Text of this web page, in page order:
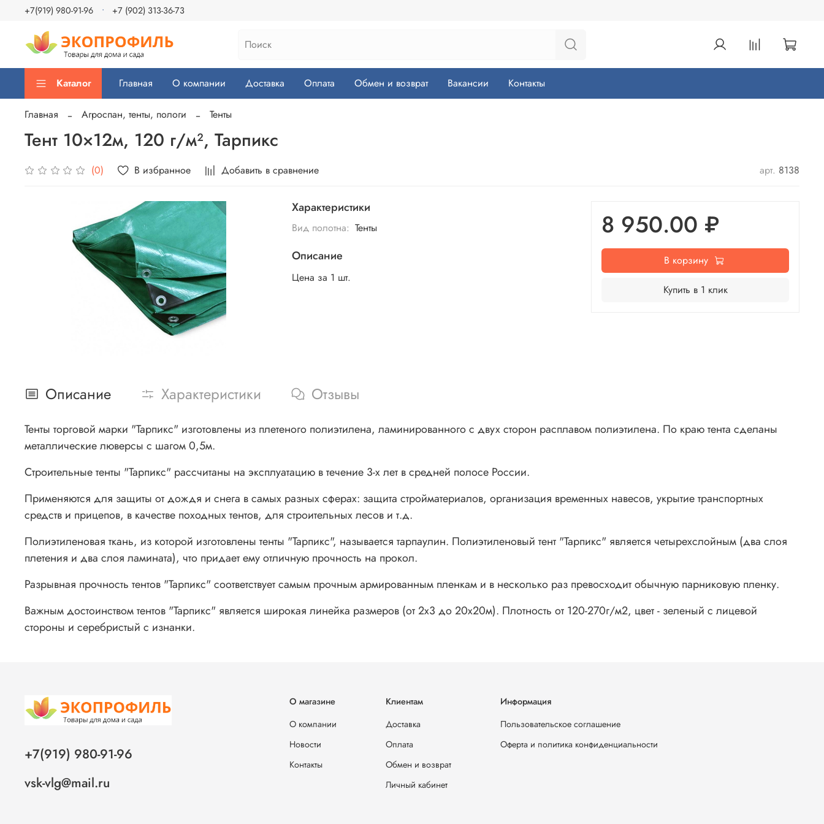
+7(919) 980-91-96 +7 (902) 313-36-73
Каталог Главная О компании Доставка Оплата Обмен и возврат Вакансии Контакты
Главная Агроспан, тенты, пологи Тенты
Тент 10×12м, 120 г/м², Тарпикс
(0) В избранное Добавить в сравнение арт. 8138
Характеристики
Вид полотна: Тенты
Описание
Цена за 1 шт.
8 950.00 ₽
В корзину
Купить в 1 клик
Описание Характеристики Отзывы
Тенты торговой марки "Тарпикс" изготовлены из плетеного полиэтилена, ламинированного с двух сторон расплавом полиэтилена. По краю тента сделаны
металлические люверсы с шагом 0,5м.
Строительные тенты "Тарпикс" рассчитаны на эксплуатацию в течение 3-х лет в средней полосе России.
Применяются для защиты от дождя и снега в самых разных сферах: защита стройматериалов, организация временных навесов, укрытие транспортных
средств и прицепов, в качестве походных тентов, для строительных лесов и т.д.
Полиэтиленовая ткань, из которой изготовлены тенты "Тарпикс", называется тарпаулин. Полиэтиленовый тент "Тарпикс" является четырехслойным (два слоя
плетения и два слоя ламината), что придает ему отличную прочность на прокол.
Разрывная прочность тентов "Тарпикс" соответствует самым прочным армированным пленкам и в несколько раз превосходит обычную парниковую пленку.
Важным достоинством тентов "Тарпикс" является широкая линейка размеров (от 2х3 до 20х20м). Плотность от 120-270г/м2, цвет - зеленый с лицевой
стороны и серебристый с изнанки.
О магазине
О компании
Новости
Контакты
Клиентам
Доставка
Оплата
Обмен и возврат
Личный кабинет
Информация
Пользовательское соглашение
Оферта и политика конфиденциальности
+7(919) 980-91-96
vsk-vlg@mail.ru